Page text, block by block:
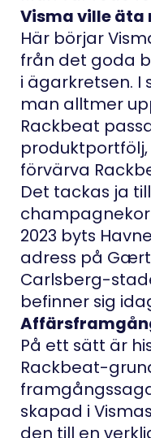
Visma ville äta
Här börjar
från det goda
i ägarkretsen. I
man alltmer
Rackbeat
förvärva
Det tackas ja
2023 byts
adress på
Carlsberg-
befinner sig
På ett sätt är
Rackbeat-
skapad i
den till en